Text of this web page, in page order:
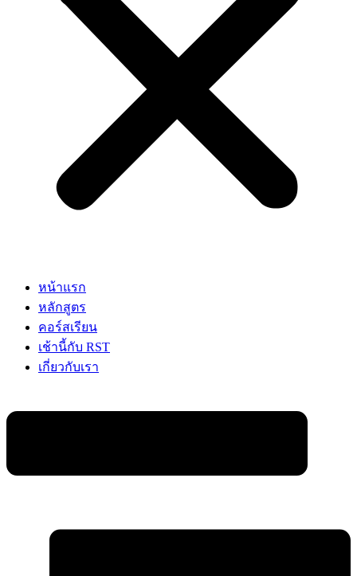
หน้าแรก
หลักสูตร
คอร์สเรียน
เช้านี้กับ RST
เกี่ยวกับเรา